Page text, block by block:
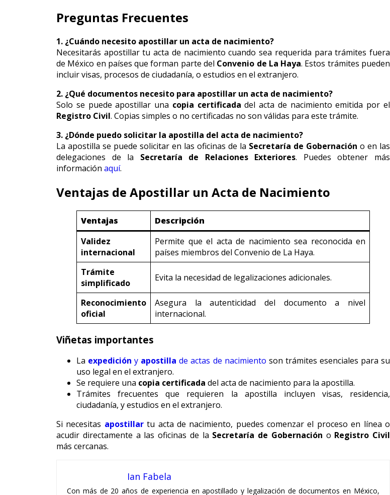
Preguntas Frecuentes
1. ¿Cuándo necesito apostillar un acta de nacimiento?
Necesitarás apostillar tu acta de nacimiento cuando sea requerida para trámites fuera
de México en países que forman parte del Convenio de La Haya. Estos trámites pueden
incluir visas, procesos de ciudadanía, o estudios en el extranjero.
2. ¿Qué documentos necesito para apostillar un acta de nacimiento?
Solo se puede apostillar una copia certificada del acta de nacimiento emitida por el
Registro Civil. Copias simples o no certificadas no son válidas para este trámite.
3. ¿Dónde puedo solicitar la apostilla del acta de nacimiento?
La apostilla se puede solicitar en las oficinas de la Secretaría de Gobernación o en las
delegaciones de la Secretaría de Relaciones Exteriores. Puedes obtener más
información aquí.
Ventajas de Apostillar un Acta de Nacimiento
Ventajas
Descripción
Validez
internacional
Permite que el acta de nacimiento sea reconocida en
países miembros del Convenio de La Haya.
Trámite
simplificado
Evita la necesidad de legalizaciones adicionales.
Reconocimiento
oficial
Asegura la autenticidad del documento a nivel
internacional.
Viñetas importantes
La expedición y apostilla de actas de nacimiento son trámites esenciales para su
uso legal en el extranjero.
Se requiere una copia certificada del acta de nacimiento para la apostilla.
Trámites frecuentes que requieren la apostilla incluyen visas, residencia,
ciudadanía, y estudios en el extranjero.
Si necesitas apostillar tu acta de nacimiento, puedes comenzar el proceso en línea o
acudir directamente a las oficinas de la Secretaría de Gobernación o Registro Civil
más cercanas.
Ian Fabela
Con más de 20 años de experiencia en apostillado y legalización de documentos en México,